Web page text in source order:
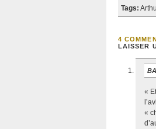
Tags:
4
LAISSER
«
«